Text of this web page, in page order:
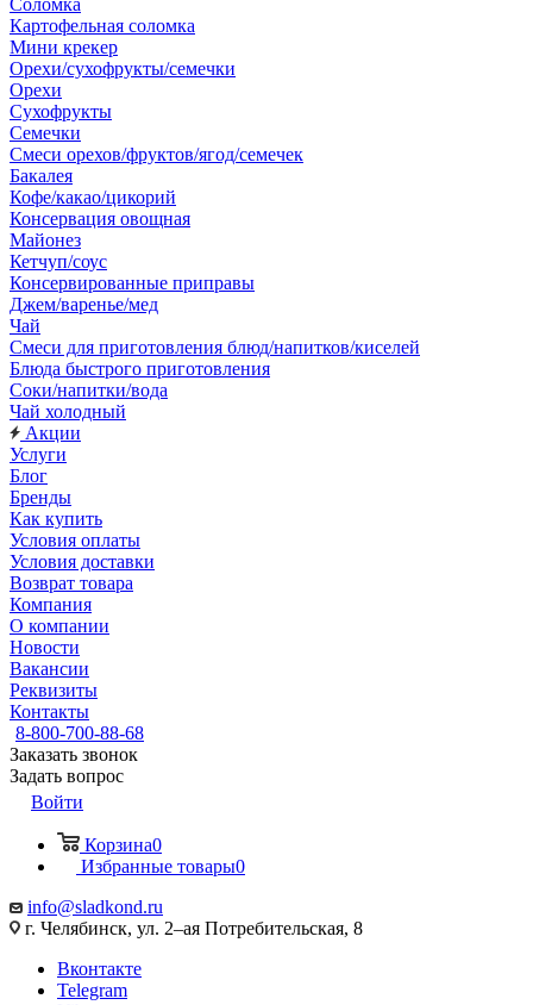
Соломка
Картофельная соломка
Мини крекер
Орехи/сухофрукты/семечки
Орехи
Сухофрукты
Семечки
Смеси орехов/фруктов/ягод/семечек
Бакалея
Кофе/какао/цикорий
Консервация овощная
Майонез
Кетчуп/соус
Консервированные приправы
Джем/варенье/мед
Чай
Смеси для приготовления блюд/напитков/киселей
Блюда быстрого приготовления
Соки/напитки/вода
Чай холодный
Акции
Услуги
Блог
Бренды
Как купить
Условия оплаты
Условия доставки
Возврат товара
Компания
О компании
Новости
Вакансии
Реквизиты
Контакты
8-800-700-88-68
Заказать звонок
Задать вопрос
Войти
Корзина0
Избранные товары0
info@sladkond.ru
г. Челябинск, ул. 2–ая Потребительская, 8
Вконтакте
Telegram